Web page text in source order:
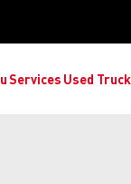
Used
Services
you